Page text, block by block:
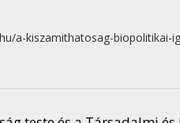
a-kiszamithatosag-biopolitikai-